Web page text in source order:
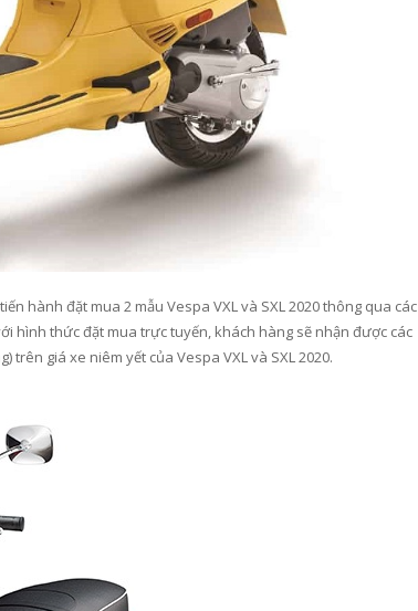
hành đặt mua 2 mẫu Vespa VXL và SXL 2020 thông qua các
hình thức đặt mua trực tuyến, khách hàng sẽ nhận được các
giá xe niêm yết của Vespa VXL và SXL 2020.